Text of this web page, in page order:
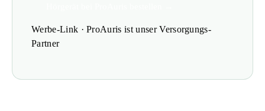
Werbe-Link · ProAuris ist unser Versorgungs-
Partner